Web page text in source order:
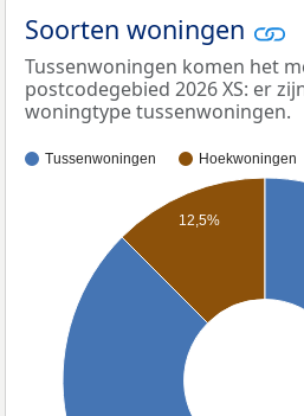
Soorten woningen
Tussenwoningen komen het
postcodegebied 2026 XS: er
woningtype tussenwoningen.
Tussenwoningen Hoekwoningen
12,5%